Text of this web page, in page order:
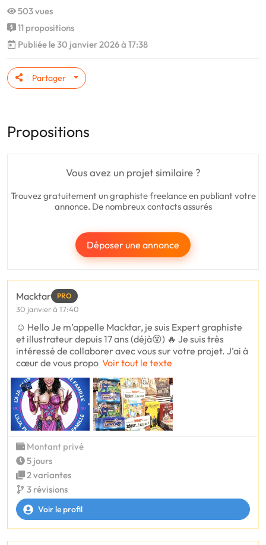
503 vues
11 propositions
Publiée le 30 janvier 2026 à 17:38
Partager
Propositions
Vous avez un projet similaire ?
Trouvez gratuitement un graphiste freelance en publiant votre
annonce. De nombreux contacts assurés
Déposer une annonce
Macktar PRO
30 janvier à 17:40
☺️ Hello Je m’appelle Macktar, je suis Expert graphiste
et illustrateur depuis 17 ans (déjà😵) 🔥 Je suis très
intéressé de collaborer avec vous sur votre projet. J’ai à
cœur de vous propo Voir tout le texte
Montant privé
5 jours
2 variantes
3 révisions
Voir le profil